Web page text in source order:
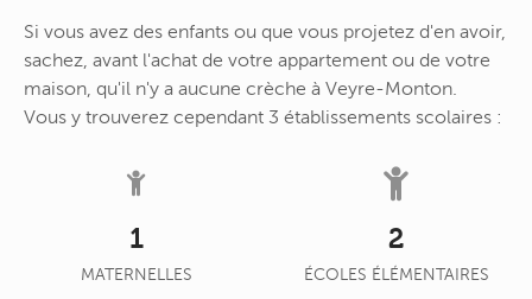
Si vous avez des enfants ou que vous projetez d'en avoir,
sachez, avant l'achat de votre appartement ou de votre
maison, qu'il n'y a aucune crèche à Veyre-Monton.
Vous y trouverez cependant 3 établissements scolaires :
1
MATERNELLES
2
ÉCOLES ÉLÉMENTAIRES